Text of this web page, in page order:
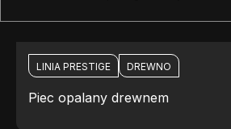
LINIA PRESTIGE DREWNO
Piec opalany drewnem